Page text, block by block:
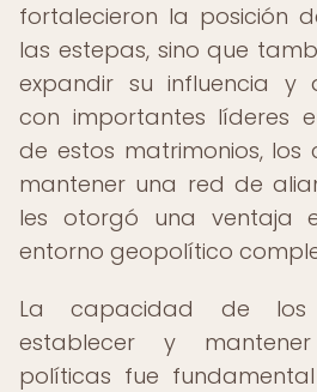
fortalecieron la posición
las estepas, sino que
expandir su influencia y
con importantes líderes
de estos matrimonios, los
mantener una red de
les otorgó una ventaja
entorno geopolítico
La capacidad de los
establecer y
políticas fue